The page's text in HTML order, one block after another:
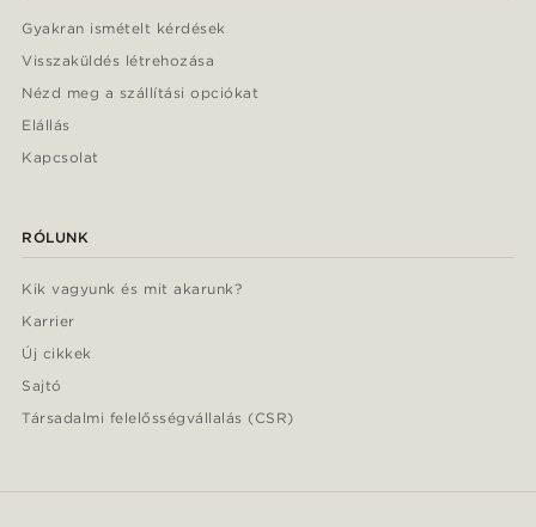
Gyakran ismételt kérdések
Visszaküldés létrehozása
Nézd meg a szállítási opciókat
Elállás
Kapcsolat
RÓLUNK
Kik vagyunk és mit akarunk?
Karrier
Új cikkek
Sajtó
Társadalmi felelősségvállalás (CSR)